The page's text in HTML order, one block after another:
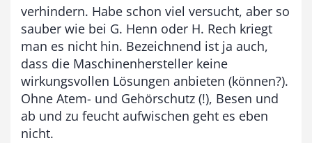
,
0
0
€
verhindern. Habe schon viel versucht, aber so
sauber wie bei G. Henn oder H. Rech kriegt
man es nicht hin. Bezeichnend ist ja auch,
dass die Maschinenhersteller keine
wirkungsvollen Lösungen anbieten (können?).
Ohne Atem- und Gehörschutz (!), Besen und
ab und zu feucht aufwischen geht es eben
nicht.